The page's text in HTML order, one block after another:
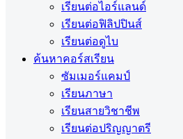
เรียนต่อไอร์แลนด์
เรียนต่อฟิลิปปินส์
เรียนต่อดูไบ
ค้นหาคอร์สเรียน
ซัมเมอร์แคมป์
เรียนภาษา
เรียนสายวิชาชีพ
เรียนต่อปริญญาตรี